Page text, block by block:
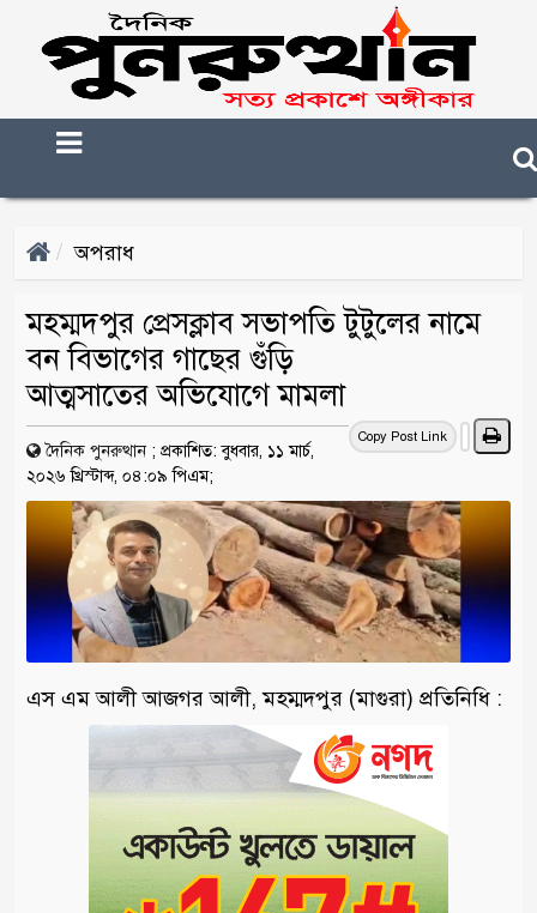
অপরাধ
মহম্মদপুর প্রেসক্লাব সভাপতি টুটুলের নামে
বন বিভাগের গাছের গুঁড়ি
আত্মসাতের অভিযোগে মামলা
Copy Post Link
দৈনিক পুনরুত্থান ; প্রকাশিত: বুধবার, ১১ মার্চ,
২০২৬ খ্রিস্টাব্দ, ০৪:০৯ পিএম;
এস এম আলী আজগর আলী, মহম্মদপুর (মাগুরা) প্রতিনিধি :